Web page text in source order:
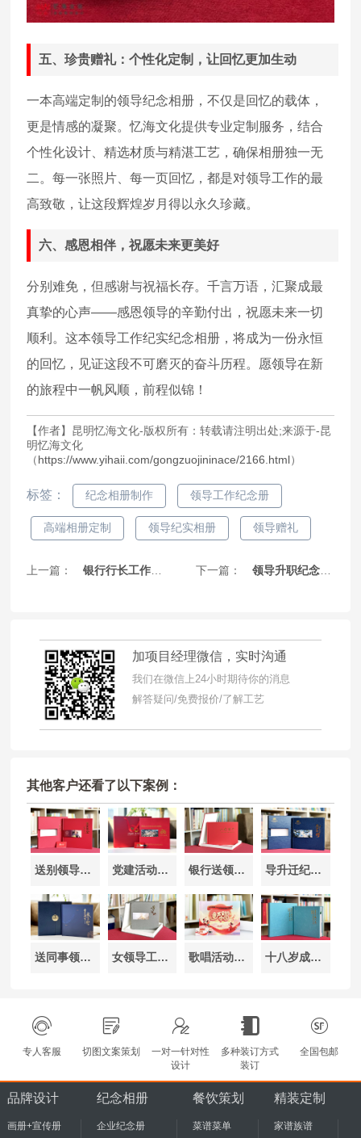
五、珍贵赠礼：个性化定制，让回忆更加生动
一本高端定制的领导纪念相册，不仅是回忆的载体，
更是情感的凝聚。忆海文化提供专业定制服务，结合
个性化设计、精选材质与精湛工艺，确保相册独一无
二。每一张照片、每一页回忆，都是对领导工作的最
高致敬，让这段辉煌岁月得以永久珍藏。
六、感恩相伴，祝愿未来更美好
分别难免，但感谢与祝福长存。千言万语，汇聚成最
真挚的心声——感恩领导的辛勤付出，祝愿未来一切
顺利。这本领导工作纪实纪念相册，将成为一份永恒
的回忆，见证这段不可磨灭的奋斗历程。愿领导在新
的旅程中一帆风顺，前程似锦！
【作者】昆明忆海文化-版权所有：转载请注明出处;来源于-昆
明忆海文化
（https://www.yihaii.com/gongzuojininace/2166.html）
标签： 纪念相册制作 领导工作纪念册
高端相册定制 领导纪实相册 领导赠礼
上一篇： 银行行长工作纪念相册定制 - 珍藏金融领航者的光辉岁月 下一篇： 领导升职纪念相册定制礼物-珍藏奋斗历程，礼献荣耀时刻
加项目经理微信，实时沟通
我们在微信上24小时期待你的消息
解答疑问/免费报价/了解工艺
其他客户还看了以下案例：
送别领导纪念相册定制方案-高端皮革精装留存珍贵回忆 党建活动纪念相册制作-红色主题设计纪念相册 银行送领导工作留念相册定制-高端设计记录荣耀时刻与奋斗历程 导升迁纪念相册定制-高端设计记录奋斗历程与荣耀时刻
送同事领导纪念相册礼物定制-高端纪念相册设计制作案例 女领导工作记录纪念相册定制-高端设计留存芳华与奋斗记忆 歌唱活动纪念相册制作-设计流程与定制 十八岁成人礼纪念相册制作-记录成长青春的珍贵礼物
专人客服 切图文案策划
一对一针对性
设计
多种装订方式
装订
全国包邮
品牌设计
画册+宣传册
纪念相册
企业纪念册
餐饮策划
菜谱菜单
精装定制
家谱族谱